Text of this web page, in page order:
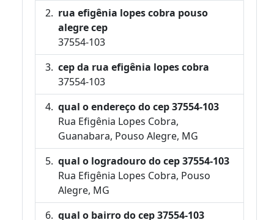
rua efigênia lopes cobra pouso
alegre cep
37554-103
cep da rua efigênia lopes cobra
37554-103
qual o endereço do cep 37554-103
Rua Efigênia Lopes Cobra,
Guanabara, Pouso Alegre, MG
qual o logradouro do cep 37554-103
Rua Efigênia Lopes Cobra, Pouso
Alegre, MG
qual o bairro do cep 37554-103